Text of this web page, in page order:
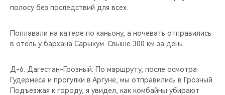
полосу без последствий для всех.
Поплавали на катере по каньону, а ночевать отправились
в отель у бархана Сарыкум. Свыше 300 км за день.
Д-6. Дагестан-Грозный. По маршруту, после осмотра
Гудермеса и прогулки в Аргуне, мы отправились в Грозный.
Подъезжая к городу, я увидел, как комбайны убирают